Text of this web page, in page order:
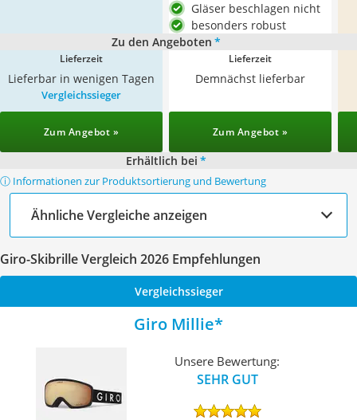
Gläser beschlagen nicht
besonders robust
Zu den Angeboten *
Lieferzeit
Lieferbar in wenigen Tagen
Lieferzeit
Demnächst lieferbar
Vergleichssieger
Zum Angebot » Zum Angebot »
Erhältlich bei *
ⓘ Informationen zur Produktsortierung und Bewertung
Ähnliche Vergleiche anzeigen
Giro-Skibrille Vergleich 2026 Empfehlungen
Vergleichssieger
Giro Millie
Unsere Bewertung:
SEHR GUT